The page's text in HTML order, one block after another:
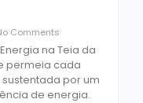
Comments
na Teia da
permeia cada
por um
de energia.